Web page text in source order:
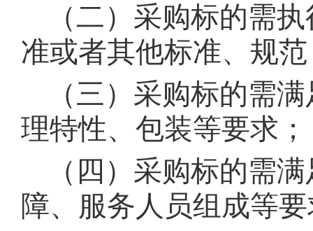
（二）采购标的需
准或者其他标准、规
（三）采购标的需
理特性、包装等要求；
（四）采购标的需
障、服务人员组成等